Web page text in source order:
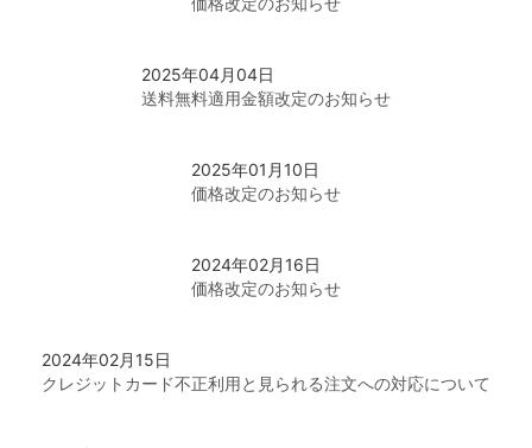
2025年04月04日
送料無料適用金額改定のお知らせ
2025年01月10日
価格改定のお知らせ
2024年02月16日
価格改定のお知らせ
2024年02月15日
クレジットカード不正利用と見られる注文への対応について